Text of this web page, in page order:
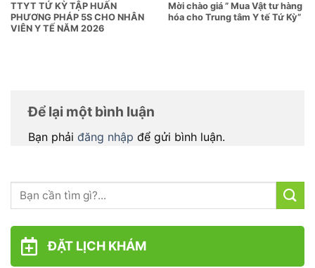
TTYT TỨ KỲ TẬP HUẤN
PHƯƠNG PHÁP 5S CHO NHÂN
VIÊN Y TẾ NĂM 2026
Mời chào giá ” Mua Vật tư hàng
hóa cho Trung tâm Y tế Tứ Kỳ”
Để lại một bình luận
Bạn phải đăng nhập để gửi bình luận.
ĐẶT LỊCH KHÁM